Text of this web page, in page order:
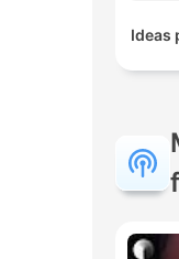
Ideas